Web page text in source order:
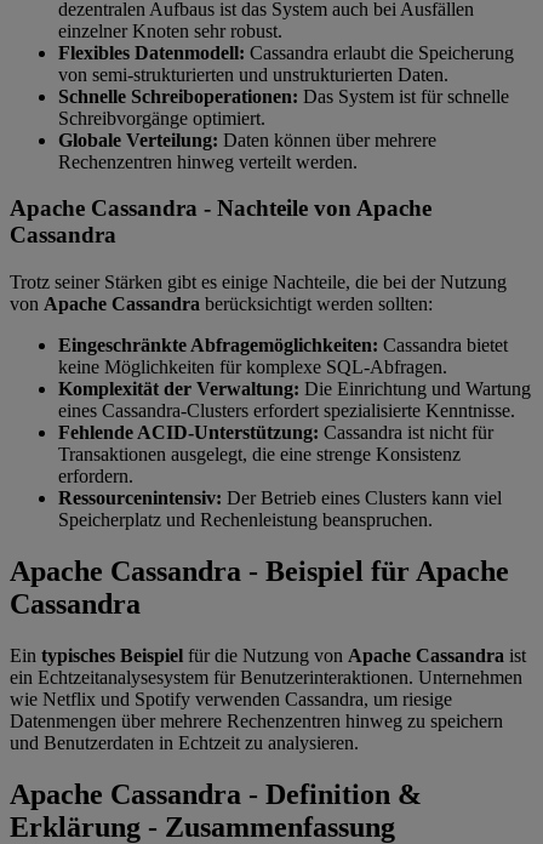
dezentralen Aufbaus ist das System auch bei Ausfällen
einzelner Knoten sehr robust.
Flexibles Datenmodell: Cassandra erlaubt die Speicherung
von semi-strukturierten und unstrukturierten Daten.
Schnelle Schreiboperationen: Das System ist für schnelle
Schreibvorgänge optimiert.
Globale Verteilung: Daten können über mehrere
Rechenzentren hinweg verteilt werden.
Apache Cassandra - Nachteile von Apache
Cassandra
Trotz seiner Stärken gibt es einige Nachteile, die bei der Nutzung
von Apache Cassandra berücksichtigt werden sollten:
Eingeschränkte Abfragemöglichkeiten: Cassandra bietet
keine Möglichkeiten für komplexe SQL-Abfragen.
Komplexität der Verwaltung: Die Einrichtung und Wartung
eines Cassandra-Clusters erfordert spezialisierte Kenntnisse.
Fehlende ACID-Unterstützung: Cassandra ist nicht für
Transaktionen ausgelegt, die eine strenge Konsistenz
erfordern.
Ressourcenintensiv: Der Betrieb eines Clusters kann viel
Speicherplatz und Rechenleistung beanspruchen.
Apache Cassandra - Beispiel für Apache
Cassandra
Ein typisches Beispiel für die Nutzung von Apache Cassandra ist
ein Echtzeitanalysesystem für Benutzerinteraktionen. Unternehmen
wie Netflix und Spotify verwenden Cassandra, um riesige
Datenmengen über mehrere Rechenzentren hinweg zu speichern
und Benutzerdaten in Echtzeit zu analysieren.
Apache Cassandra - Definition &
Erklärung - Zusammenfassung